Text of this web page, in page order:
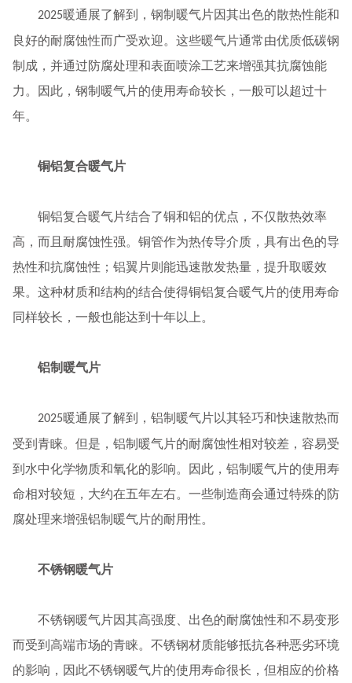
2025暖通展了解到，钢制暖气片因其出色的散热性能和
良好的耐腐蚀性而广受欢迎。这些暖气片通常由优质低碳钢
制成，并通过防腐处理和表面喷涂工艺来增强其抗腐蚀能
力。因此，钢制暖气片的使用寿命较长，一般可以超过十
年。
铜铝复合暖气片
铜铝复合暖气片结合了铜和铝的优点，不仅散热效率
高，而且耐腐蚀性强。铜管作为热传导介质，具有出色的导
热性和抗腐蚀性；铝翼片则能迅速散发热量，提升取暖效
果。这种材质和结构的结合使得铜铝复合暖气片的使用寿命
同样较长，一般也能达到十年以上。
铝制暖气片
2025暖通展了解到，铝制暖气片以其轻巧和快速散热而
受到青睐。但是，铝制暖气片的耐腐蚀性相对较差，容易受
到水中化学物质和氧化的影响。因此，铝制暖气片的使用寿
命相对较短，大约在五年左右。一些制造商会通过特殊的防
腐处理来增强铝制暖气片的耐用性。
不锈钢暖气片
不锈钢暖气片因其高强度、出色的耐腐蚀性和不易变形
而受到高端市场的青睐。不锈钢材质能够抵抗各种恶劣环境
的影响，因此不锈钢暖气片的使用寿命很长，但相应的价格